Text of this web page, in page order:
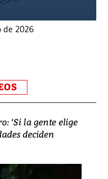
de 2026
‘Si la gente elige
deciden